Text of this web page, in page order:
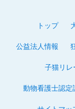
ニ
トップ
公益法人情報
子猫リレ
動物看護士認定